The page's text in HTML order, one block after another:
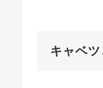
キャベ